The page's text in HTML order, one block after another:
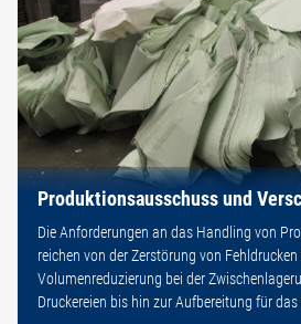
Produktionsausschuss und
Die Anforderungen an das Handling von
reichen von der Zerstörung von
Volumenreduzierung bei der
Druckereien bis hin zur Aufbereitung für das